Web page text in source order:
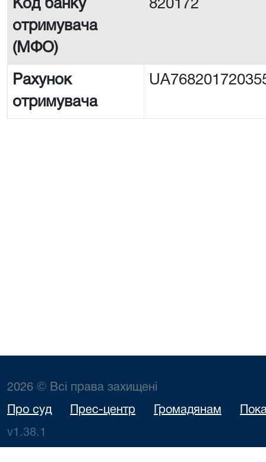
Код банку
отримувача
(МФО)
820172
Рахунок
отримувача
2026 © Всі права захищені
Про суд Прес-центр Громадянам
v1.38.1